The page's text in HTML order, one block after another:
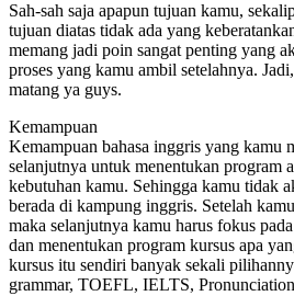
Sah-sah saja apapun tujuan kamu,
tujuan diatas tidak ada yang
memang jadi poin sangat penting yang
proses yang kamu ambil setelahnya.
matang ya guys.
Kemampuan
Kemampuan bahasa inggris yang kamu
selanjutnya untuk menentukan program
kebutuhan kamu. Sehingga kamu tidak
berada di kampung inggris. Setelah
maka selanjutnya kamu harus fokus
dan menentukan program kursus apa
kursus itu sendiri banyak sekali
grammar, TOEFL, IELTS,